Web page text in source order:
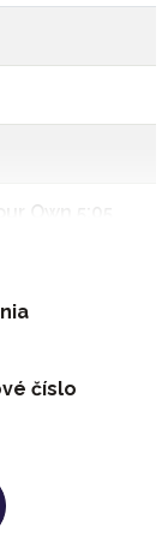
Own 5:05
číslo